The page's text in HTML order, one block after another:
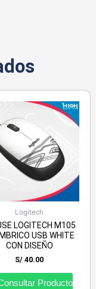
Logitech
LOGITECH M105
USB WHITE
CON DISEÑO
S/ 40.00
Producto